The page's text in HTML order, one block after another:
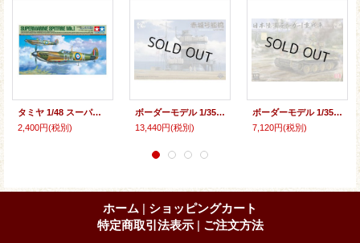
タミヤ 1/48 スーパーマリン スピットファイアMk.I(完全新規設計)【プラモデル】
2,400円(税別)
ボーダーモデル 1/35 日本海軍 空母 赤城 艦橋 w/飛行甲板【プラモデル】
13,440円(税別)
ボーダーモデル 1/35 日本陸軍 タイガーI 重戦車【プラモデル】
7,120円(税別)
ホーム | ショッピングカート
特定商取引法表示 | ご注文方法